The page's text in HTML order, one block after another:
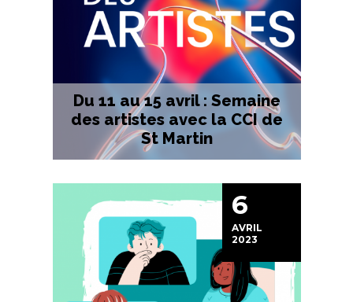
Du 11 au 15 avril : Semaine
des artistes avec la CCI de
St Martin
6
AVRIL
2023